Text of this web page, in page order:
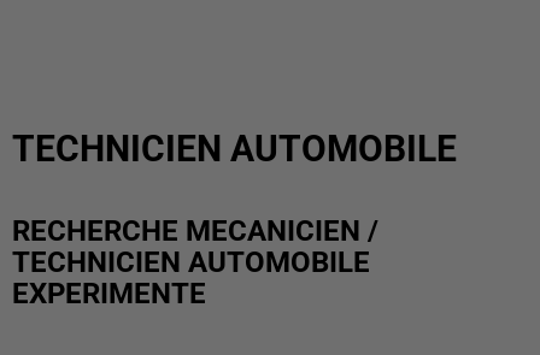
TECHNICIEN AUTOMOBILE
RECHERCHE MECANICIEN /
TECHNICIEN AUTOMOBILE
EXPERIMENTE